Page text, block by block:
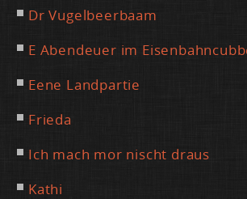
Dr Vu­gel­beer­baam
E Aben­d­eu­er im
Ee­ne Land­par­tie
Frie­da
Ich mach mor nischt draus
Ka­thi